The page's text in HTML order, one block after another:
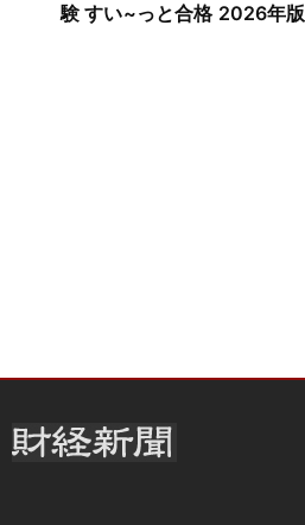
験 すい~っと合格 2026年版